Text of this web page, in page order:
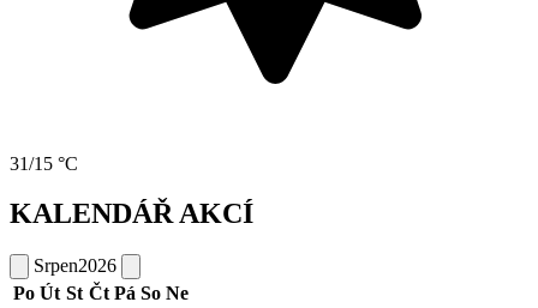
31/15 °C
KALENDÁŘ AKCÍ
Srpen2026
Po Út St Čt Pá So Ne